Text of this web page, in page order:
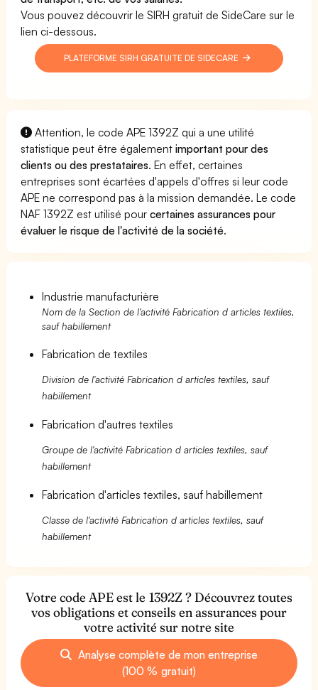
Vous pouvez découvrir le SIRH gratuit de SideCare sur le
lien ci-dessous.
PLATEFORME SIRH GRATUITE DE SIDECARE
Attention, le code APE 1392Z qui a une utilité
statistique peut être égalementimportant pour des
clients ou des prestataires. En effet, certaines
entreprises sont écartées d'appels d'offres si leur code
APE ne correspond pas à la mission demandée. Le code
NAF 1392Z est utilisé pourcertaines assurances pour
évaluer le risque de l'activité de la société.
Industrie manufacturière
Nom de la Section de l'activité Fabrication d articles textiles,
sauf habillement
Fabrication de textiles
Division de l'activité Fabrication d articles textiles, sauf
habillement
Fabrication d'autres textiles
Groupe de l'activité Fabrication d articles textiles, sauf
habillement
Fabrication d'articles textiles, sauf habillement
Classe de l'activité Fabrication d articles textiles, sauf
habillement
Votre code APE est le 1392Z ? Découvrez toutes
vos obligations et conseils en assurances pour
votre activité sur notre site
Analyse complète de mon entreprise
(100 % gratuit)